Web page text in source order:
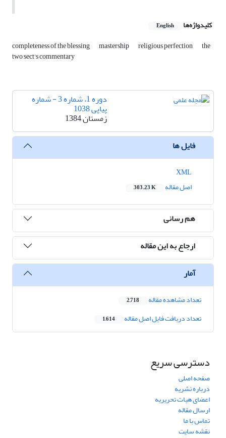
کلیدواژه‌ها English
completeness of the blessing mastership religious perfection the
two sect's commentary
دوره 1، شماره 3 - شماره
پیاپی 1038
زمستان 1384
فایل ها
اصل مقاله
303.23 K
هم رسانی
ارجاع به این مقاله
آمار
تعداد مشاهده مقاله 2,718
تعداد دریافت فایل اصل مقاله 1,614
دسترسی سریع
صفحه اصلی
درباره نشریه
اعضای هیات تحریریه
ارسال مقاله
تماس با ما
نقشه سایت